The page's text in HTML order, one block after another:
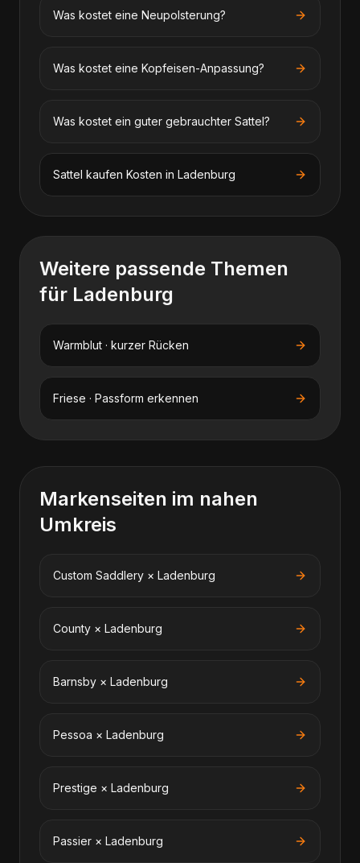
Was kostet eine Neupolsterung?
Was kostet eine Kopfeisen-Anpassung?
Was kostet ein guter gebrauchter Sattel?
Sattel kaufen Kosten in Ladenburg
Weitere passende Themen
für Ladenburg
Warmblut · kurzer Rücken
Friese · Passform erkennen
Markenseiten im nahen
Umkreis
Custom Saddlery × Ladenburg
County × Ladenburg
Barnsby × Ladenburg
Pessoa × Ladenburg
Prestige × Ladenburg
Passier × Ladenburg